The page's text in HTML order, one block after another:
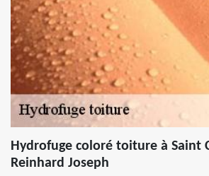
Hydrofuge coloré toiture à Saint
Reinhard Joseph